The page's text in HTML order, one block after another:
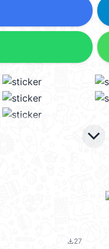
keyboard_arrow_down
file_download27